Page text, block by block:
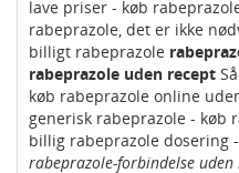
lave priser - køb
rabeprazole, det er ikke
billigt rabeprazole
rabeprazole uden recept
køb rabeprazole online
generisk rabeprazole - køb
billig rabeprazole dosering
rabeprazole-forbindelse